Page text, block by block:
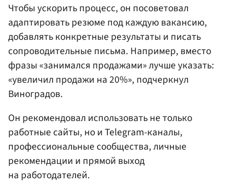
Чтобы ускорить процесс, он посоветовал
адаптировать резюме под каждую вакансию,
добавлять конкретные результаты и писать
сопроводительные письма. Например, вместо
фразы «занимался продажами» лучше указать:
«увеличил продажи на 20%», подчеркнул
Виноградов.
Он рекомендовал использовать не только
работные сайты, но и Telegram-каналы,
профессиональные сообщества, личные
рекомендации и прямой выход
на работодателей.